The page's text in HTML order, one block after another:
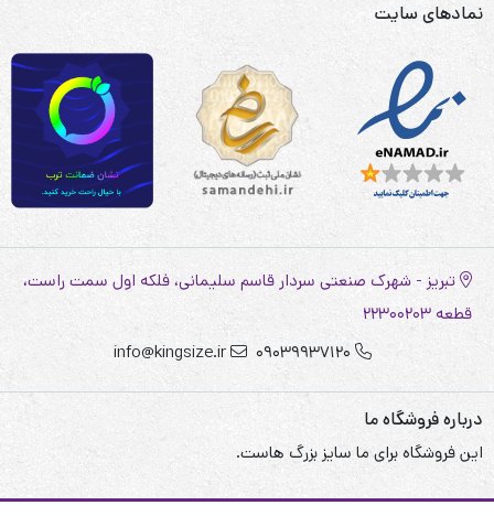
نمادهای سایت
تبریز - شهرک صنعتی سردار قاسم سلیمانی، فلکه اول سمت راست،
قطعه 22300203
09039937120
info@kingsize.ir
درباره فروشگاه ما
این فروشگاه برای ما سایز بزرگ هاست.